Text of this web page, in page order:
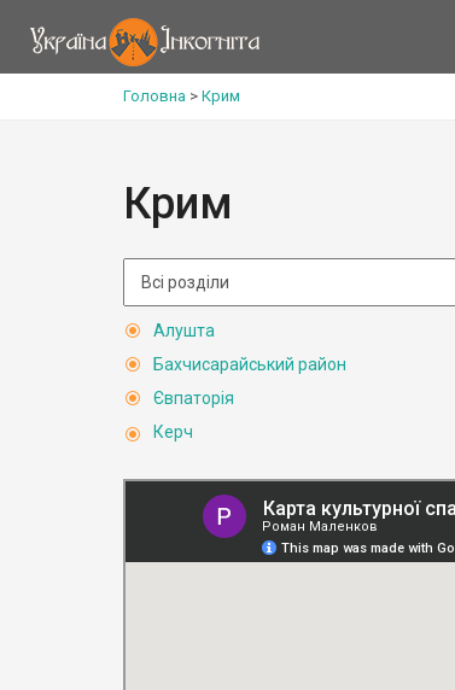
Головна > Крим
Крим
Алушта
Бахчисарайський район
Євпаторія
Керч